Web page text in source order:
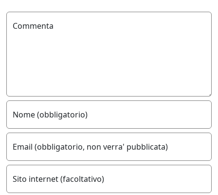
Commenta
Nome (obbligatorio)
Email (obbligatorio, non verra' pubblicata)
Sito internet (facoltativo)